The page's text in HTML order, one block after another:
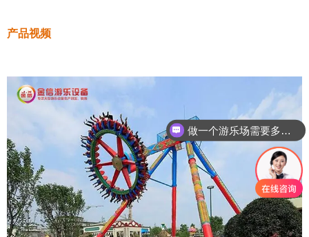
产品视频